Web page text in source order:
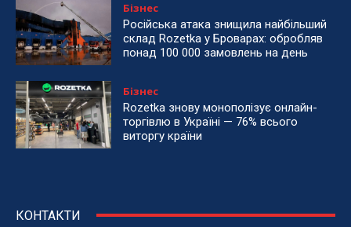
Бізнес
Російська атака знищила найбільший
склад Rozetka у Броварах: обробляв
понад 100 000 замовлень на день
Бізнес
Rozetka знову монополізує онлайн-
торгівлю в Україні — 76% всього
виторгу країни
КОНТАКТИ